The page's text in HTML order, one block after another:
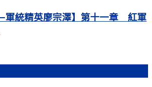
軍統精英廖宗澤】第十一章 紅軍